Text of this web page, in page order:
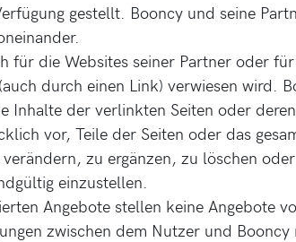
gestellt. Booncy und seine
für die Websites seiner Partner oder
durch einen Link) verwiesen wird.
Inhalte der verlinkten Seiten oder
vor, Teile der Seiten oder das
zu ergänzen, zu löschen
einzustellen.
Angebote stellen keine Angebote
zwischen dem Nutzer und Booncy